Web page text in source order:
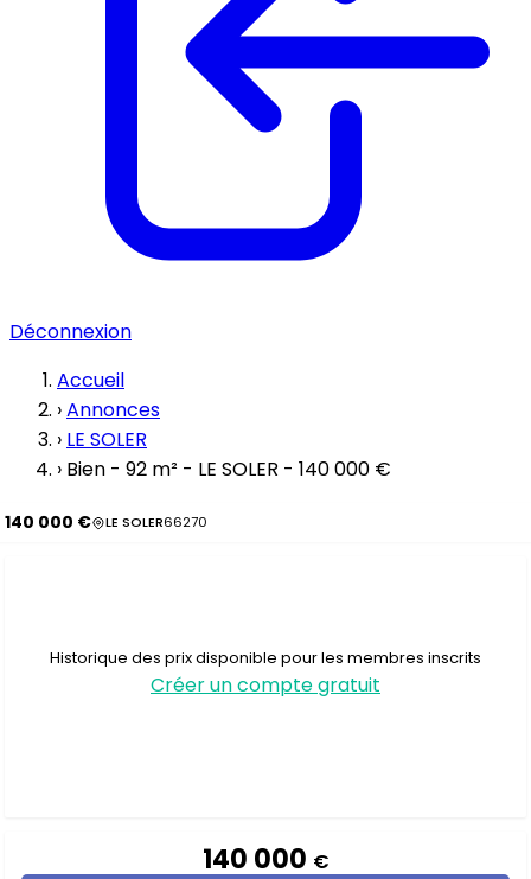
Déconnexion
Accueil
›Annonces
› LE SOLER
› Bien - 92 m² - LE SOLER - 140 000 €
140 000 € LE SOLER66270
Historique des prix disponible pour les membres inscrits
Créer un compte gratuit
140 000 €